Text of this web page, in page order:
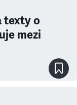
texty o
mezi